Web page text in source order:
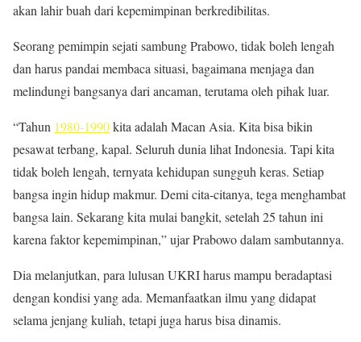
akan lahir buah dari kepemimpinan berkredibilitas.
Seorang pemimpin sejati sambung Prabowo, tidak boleh lengah
dan harus pandai membaca situasi, bagaimana menjaga dan
melindungi bangsanya dari ancaman, terutama oleh pihak luar.
“Tahun 1980-1990kita adalah Macan Asia. Kita bisa bikin
pesawat terbang, kapal. Seluruh dunia lihat Indonesia. Tapi kita
tidak boleh lengah, ternyata kehidupan sungguh keras. Setiap
bangsa ingin hidup makmur. Demi cita-citanya, tega menghambat
bangsa lain. Sekarang kita mulai bangkit, setelah 25 tahun ini
karena faktor kepemimpinan,” ujar Prabowo dalam sambutannya.
Dia melanjutkan, para lulusan UKRI harus mampu beradaptasi
dengan kondisi yang ada. Memanfaatkan ilmu yang didapat
selama jenjang kuliah, tetapi juga harus bisa dinamis.